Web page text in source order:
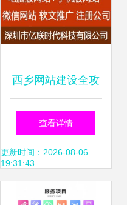
西乡网站建设全攻
略 专业公司选择与
深圳推广策略
查看详情
更新时间：2026-08-06
19:31:43